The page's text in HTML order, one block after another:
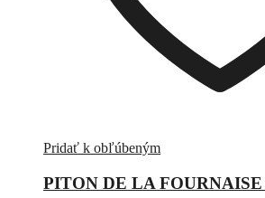
Pridať k obľúbeným
PITON DE LA FOURNAISE